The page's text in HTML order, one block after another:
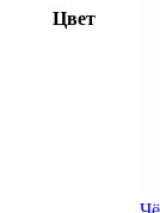
Цвет